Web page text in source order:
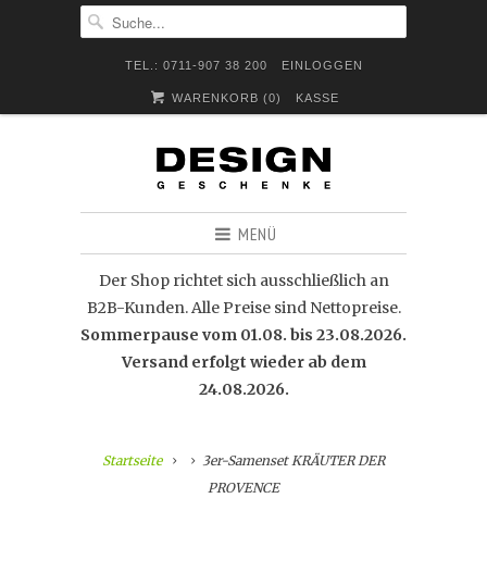
TEL.: 0711-907 38 200 EINLOGGEN
WARENKORB (0) KASSE
MENÜ
Der Shop richtet sich ausschließlich an
B2B-Kunden. Alle Preise sind Nettopreise.
Sommerpause vom 01.08. bis 23.08.2026.
Versand erfolgt wieder ab dem
24.08.2026.
Startseite
3er-Samenset KRÄUTER DER
PROVENCE